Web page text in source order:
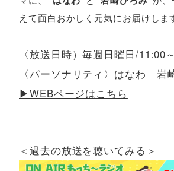
えて面白おかしく元気にお届けしま
〈放送日時）毎週日曜日/11:00
〈パーソナリティ〉はなわ 岩
▶︎WEBページはこちら
＜過去の放送を聴いてみる＞